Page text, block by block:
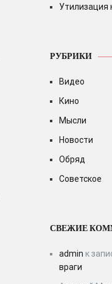
Утилизация
РУБРИКИ
Видео
Кино
Мысли
Новости
Обряд
Советское
СВЕЖИЕ
admin к
враги